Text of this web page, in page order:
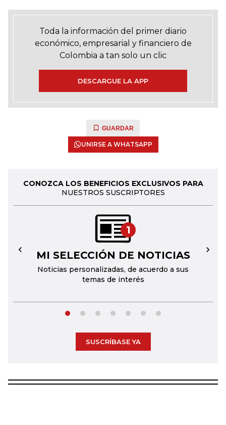
Toda la información del primer diario
económico, empresarial y financiero de
Colombia a tan solo un clic
DESCARGUE LA APP
GUARDAR
UNIRSE A WHATSAPP
CONOZCA LOS BENEFICIOS EXCLUSIVOS PARA
NUESTROS SUSCRIPTORES
1
MI SELECCIÓN DE NOTICIAS
Noticias personalizadas, de acuerdo a sus
temas de interés
← →
SUSCRÍBASE YA